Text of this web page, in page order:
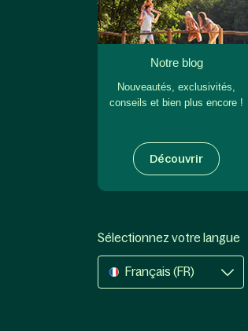
Notre blog
Nouveautés, exclusivités,
conseils et bien plus encore !
Découvrir
Sélectionnez votre langue
Français (FR)